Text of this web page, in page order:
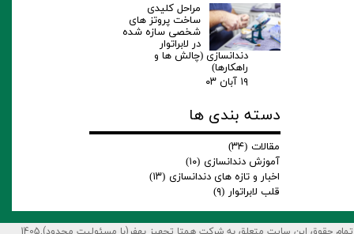
مراحل کلیدی
ساخت پروتز های
شخصی سازه شده
در لابراتوار
دندانسازی (چالش ها و
راهکارها)
۱۹ آبان ۰۳
دسته بندی ها
مقالات (۳۴)
آموزش دندانسازی (۱۰)
اخبار و تازه های دندانسازی (۱۳)
قلب لابراتوار (۹)